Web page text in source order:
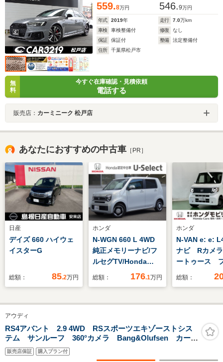
559.8万円 546.9万円
年式 2019年 走行 7.0万km
車検
車検整備付 修復
なし
保証
保証付 整備
法定整備付
住所
千葉県松戸市
無
料
今すぐ在庫確認・見積依頼
電話する
販売店： カーミニーク 松戸店
あなたにおすすめの中古車 ［PR］
日産
デイズ 660 ハイウェ
イスターG
総額： 85.2万円
ホンダ
N-WGN 660 L 4WD
純正メモリーナビ/フ
ルセグTV/Honda
CONNECT対
ドライブレコーダー/
ックカメラ/シートヒ
ーター
総額： 176.1万円
ホンダ
N-VAN e: e:
ナビ Rカメ
ートゥース
総額：
アウディ
RS4アバント 2.9 4WD RSスポーツエキゾーストシス
テム サンルーフ 360°カメラ Bang&Olufsen カープ
レイ シートヒーター パークアシストプライバシーガ
ラス
販売店保証 購入プラン付